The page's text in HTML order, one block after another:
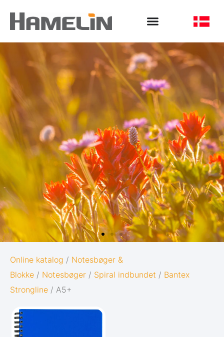
OXFORD
ORIGINS
Giv dine noter den bedst mulige start i
Online katalog / Notesbøger &
Blokke / Notesbøger / Spiral indbundet / Bantex
Strongline / A5+